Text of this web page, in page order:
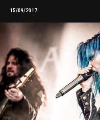
15/09/2017